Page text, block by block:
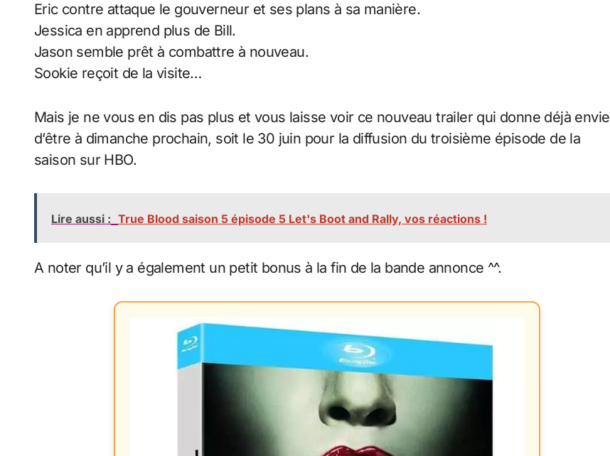
Eric contre attaque le gouverneur et ses plans à sa manière.
Jessica en apprend plus de Bill.
Jason semble prêt à combattre à nouveau.
Sookie reçoit de la visite…
Mais je ne vous en dis pas plus et vous laisse voir ce nouveau trailer qui donne déjà envie
d’être à dimanche prochain, soit le 30 juin pour la diffusion du troisième épisode de la
saison sur HBO.
Lire aussi : True Blood saison 5 épisode 5 Let's Boot and Rally, vos réactions !
A noter qu’il y a également un petit bonus à la fin de la bande annonce ^^.